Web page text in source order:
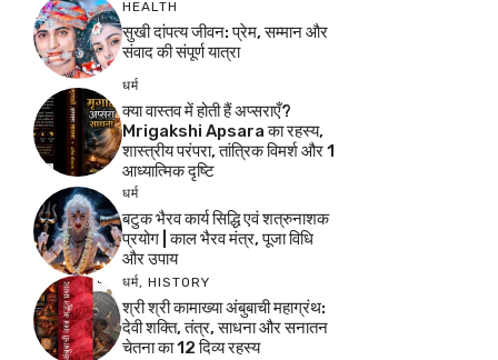
HEALTH
सुखी दांपत्य जीवन: प्रेम, सम्मान और
संवाद की संपूर्ण यात्रा
धर्म
क्या वास्तव में होती हैं अप्सराएँ?
Mrigakshi Apsara का रहस्य,
शास्त्रीय परंपरा, तांत्रिक विमर्श और 1
आध्यात्मिक दृष्टि
धर्म
बटुक भैरव कार्य सिद्धि एवं शत्रुनाशक
प्रयोग | काल भैरव मंत्र, पूजा विधि
और उपाय
धर्म, HISTORY
श्री श्री कामाख्या अंबुबाची महाग्रंथ:
देवी शक्ति, तंत्र, साधना और सनातन
चेतना का 12 दिव्य रहस्य